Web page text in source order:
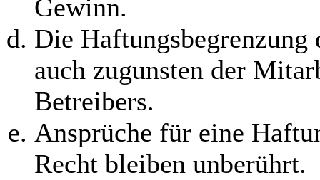
Gewinn.
Die
auch zugunsten der
Betreibers.
Ansprüche für eine
Recht bleiben unberührt.